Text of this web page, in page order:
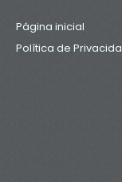
Página inicial
Política de